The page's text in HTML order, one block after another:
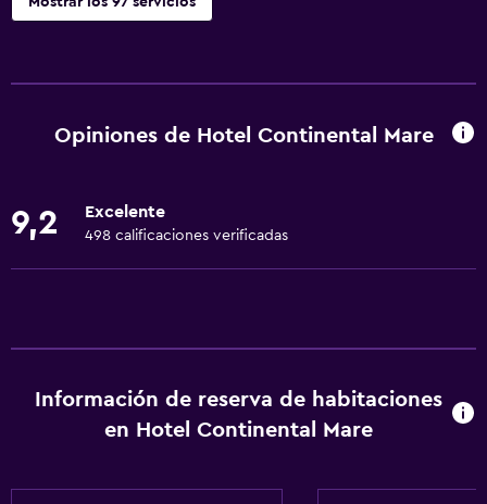
Renta de autos
Instalaciones para reuniones
Masaje de pies
Check-in/check-out privado
Opiniones de Hotel Continental Mare
9,2 Excelente
498 calificaciones verificadas
Información de reserva de habitaciones
en Hotel Continental Mare